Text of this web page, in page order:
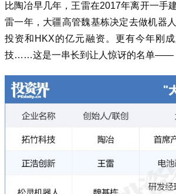
比陶冶早几年，王雷在2017年离开一手
雷一年，大疆高管魏基栋决定去做机器
投资和HKX的亿元融资。更有今年刚
技……这是一串长到让人惊讶的名单——